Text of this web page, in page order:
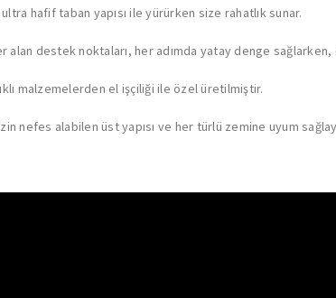
hafif taban yapısı ile yürürken size rahatlık sunar.
destek noktaları, her adımda yatay denge sağlarken,
malzemelerden el işçiliği ile özel üretilmiştir.
nefes alabilen üst yapısı ve her türlü zemine uyum